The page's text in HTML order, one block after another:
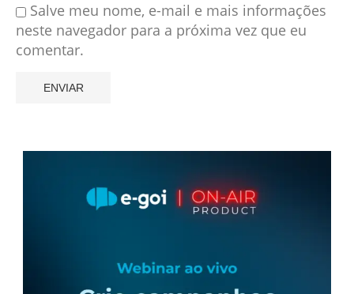
Salve meu nome, e-mail e mais informações
neste navegador para a próxima vez que eu
comentar.